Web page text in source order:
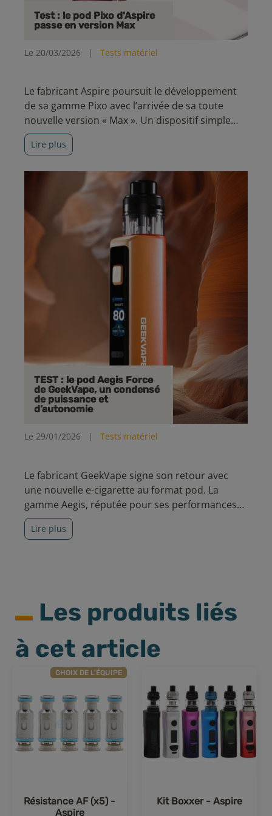
Test : le pod Pixo d'Aspire
passe en version Max
Le 20/03/2026 | Tests matériel
Le fabricant Aspire poursuit le développement
de sa gamme Pixo avec l’arrivée de sa toute
nouvelle version « Max ». Un dispositif simple
d’accès, pensé pour offrir une excellente
autonomie et une expérience de vape
Lire plus
TEST : le pod Aegis Force
de GeekVape, un condensé
de puissance et
d’autonomie
Le 29/01/2026 | Tests matériel
Le fabricant GeekVape signe son retour avec
une nouvelle e-cigarette au format pod. La
gamme Aegis, réputée pour ses performances
et sa robustesse, se décline cette fois dans un
format plus discret, sans faire l’impasse sur ses
Lire plus
Les produits liés
à cet article
CHOIX DE L'ÉQUIPE
Résistance AF (x5) -
Aspire
Kit Boxxer - Aspire